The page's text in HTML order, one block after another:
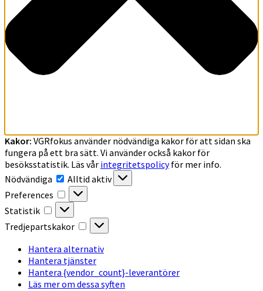
Kakor: VGRfokus använder nödvändiga kakor för att sidan ska
fungera på ett bra sätt. Vi använder också kakor för
besöksstatistik. Läs vår integritetspolicyför mer info.
Nödvändiga
Nödvändiga
Alltid aktiv
Preferences
Preferences
Statistik
Statistik
Tredjepartskakor
Tredjepartskakor
Hantera alternativ
Hantera tjänster
Hantera {vendor_count}-leverantörer
Läs mer om dessa syften